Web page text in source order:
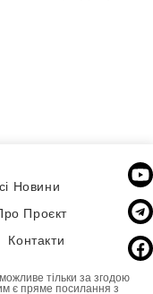
Новини
Проєкт
Контакти
тільки за згодою
є пряме посилання з